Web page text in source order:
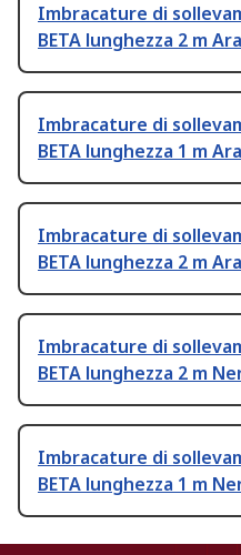
Imbracature di
BETA lunghezza 2 m
Imbracature di
BETA lunghezza 1 m
Imbracature di
BETA lunghezza 2 m
Imbracature di
BETA lunghezza 2 m
Imbracature di
BETA lunghezza 1 m